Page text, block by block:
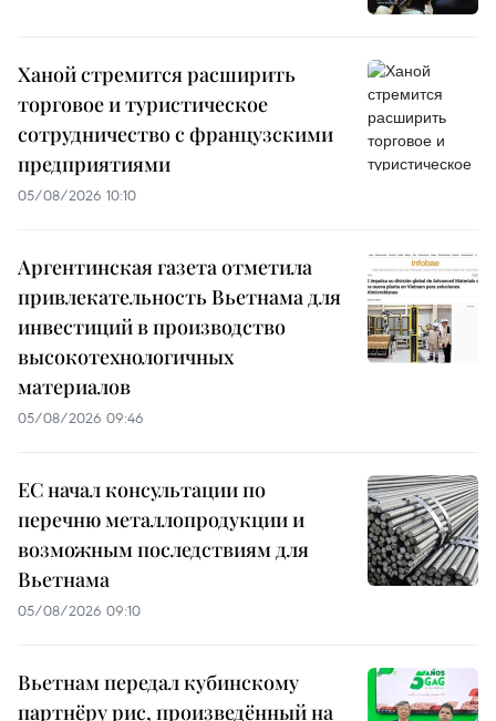
Ханой стремится расширить
торговое и туристическое
сотрудничество с французскими
предприятиями
05/08/2026 10:10
Аргентинская газета отметила
привлекательность Вьетнама для
инвестиций в производство
высокотехнологичных
материалов
05/08/2026 09:46
ЕС начал консультации по
перечню металлопродукции и
возможным последствиям для
Вьетнама
05/08/2026 09:10
Вьетнам передал кубинскому
партнёру рис, произведённый на